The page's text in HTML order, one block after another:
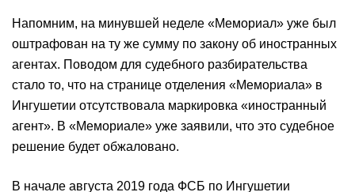
Напомним, на минувшей неделе «Мемориал» уже был
оштрафован на ту же сумму по закону об иностранных
агентах. Поводом для судебного разбирательства
стало то, что на странице отделения «Мемориала» в
Ингушетии отсутствовала маркировка «иностранный
агент». В «Мемориале» уже заявили, что это судебное
решение будет обжаловано.
В начале августа 2019 года ФСБ по Ингушетии